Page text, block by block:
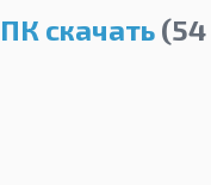
скачать(54